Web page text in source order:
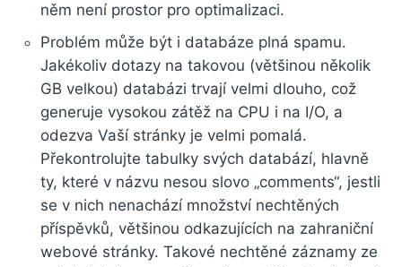
něm není prostor pro optimalizaci.
Problém může být i databáze plná spamu.
Jakékoliv dotazy na takovou (většinou několik
GB velkou) databázi trvají velmi dlouho, což
generuje vysokou zátěž na CPU i na I/O, a
odezva Vaší stránky je velmi pomalá.
Překontrolujte tabulky svých databází, hlavně
ty, které v názvu nesou slovo „comments“, jestli
se v nich nenachází množství nechtěných
příspěvků, většinou odkazujících na zahraniční
webové stránky. Takové nechtěné záznamy ze